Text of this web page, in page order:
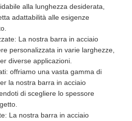
alla lunghezza desiderata,
adattabilità alle esigenze
La nostra barra in acciaio
personalizzata in varie larghezze,
diverse applicazioni.
offriamo una vasta gamma di
la nostra barra in acciaio
di scegliere lo spessore
La nostra barra in acciaio